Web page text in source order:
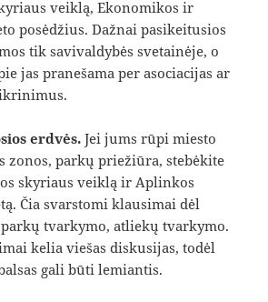
veiklą, Ekonomikos ir
posėdžius. Dažnai pasikeitusios
tik savivaldybės svetainėje, o
jas pranešama per asociacijas ar
erdvės. Jei jums rūpi miesto
zonos, parkų priežiūra, stebėkite
skyriaus veiklą ir Aplinkos
Čia svarstomi klausimai dėl
tvarkymo, atliekų tvarkymo.
kelia viešas diskusijas, todėl
gali būti lemiantis.